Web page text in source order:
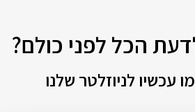
הכל לפני כולם?
עכשיו לניוזלטר שלנו